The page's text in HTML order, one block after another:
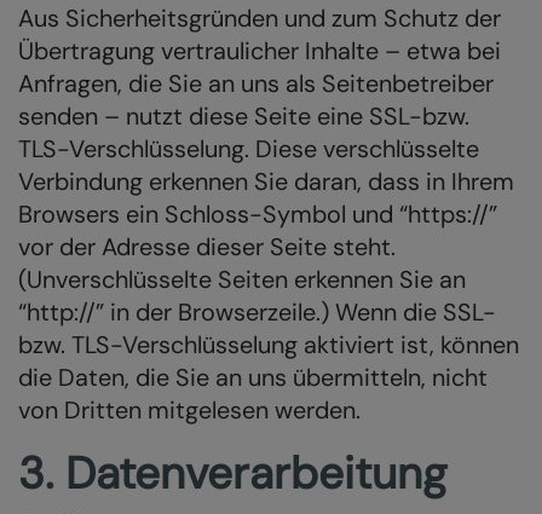
Aus Sicherheitsgründen und zum Schutz der
Übertragung vertraulicher Inhalte – etwa bei
Anfragen, die Sie an uns als Seitenbetreiber
senden – nutzt diese Seite eine SSL-bzw.
TLS-Verschlüsselung. Diese verschlüsselte
Verbindung erkennen Sie daran, dass in Ihrem
Browsers ein Schloss-Symbol und “https://”
vor der Adresse dieser Seite steht.
(Unverschlüsselte Seiten erkennen Sie an
“http://” in der Browserzeile.) Wenn die SSL-
bzw. TLS-Verschlüsselung aktiviert ist, können
die Daten, die Sie an uns übermitteln, nicht
von Dritten mitgelesen werden.
3. Datenverarbeitung